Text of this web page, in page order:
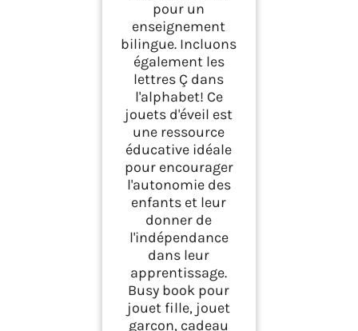
pour un
enseignement
bilingue. Incluons
également les
lettres Ç dans
l'alphabet! Ce
jouets d'éveil est
une ressource
éducative idéale
pour encourager
l'autonomie des
enfants et leur
donner de
l'indépendance
dans leur
apprentissage.
Busy book pour
jouet fille, jouet
garcon, cadeau